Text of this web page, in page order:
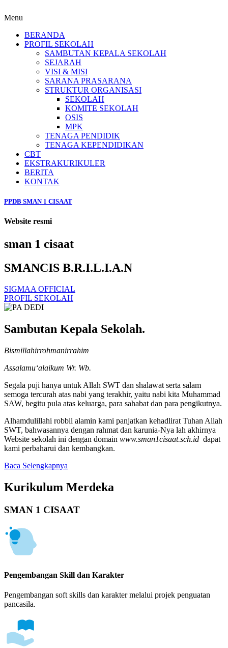
Menu
BERANDA
PROFIL SEKOLAH
SAMBUTAN KEPALA SEKOLAH
SEJARAH
VISI & MISI
SARANA PRASARANA
STRUKTUR ORGANISASI
SEKOLAH
KOMITE SEKOLAH
OSIS
MPK
TENAGA PENDIDIK
TENAGA KEPENDIDIKAN
CBT
EKSTRAKURIKULER
BERITA
KONTAK
PPDB SMAN 1 CISAAT
Website resmi
sman 1 cisaat
SMANCIS B.R.I.L.I.A.N
SIGMAA OFFICIAL
PROFIL SEKOLAH
Sambutan Kepala Sekolah.
Bismillahirrohmanirrahim
Assalamu‘alaikum Wr. Wb.
Segala puji hanya untuk Allah SWT dan shalawat serta salam
semoga tercurah atas nabi yang terakhir, yaitu nabi kita Muhammad
SAW, begitu pula atas keluarga, para sahabat dan para pengikutnya.
Alhamdulillahi robbil alamin kami panjatkan kehadlirat Tuhan Allah
SWT, bahwasannya dengan rahmat dan karunia-Nya lah akhirnya
Website sekolah ini dengan domain www.sman1cisaat.sch.id dapat
kami perbaharui dan kembangkan.
Baca Selengkapnya
Kurikulum Merdeka
SMAN 1 CISAAT
Pengembangan Skill dan Karakter
Pengembangan soft skills dan karakter melalui projek penguatan
pancasila.